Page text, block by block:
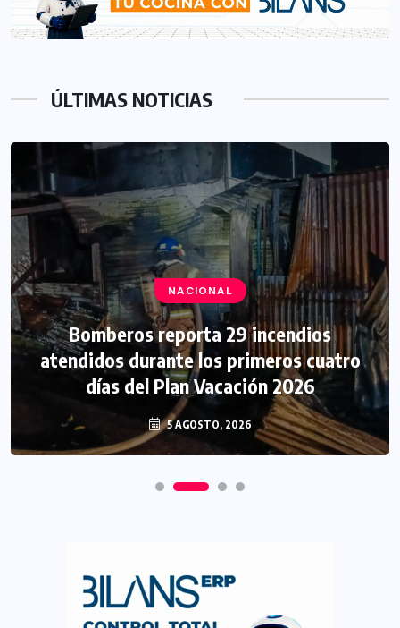
ÚLTIMAS NOTICIAS
NACIONAL
Bomberos reporta 29 incendios
atendidos durante los primeros cuatro
días del Plan Vacación 2026
5 AGOSTO, 2026